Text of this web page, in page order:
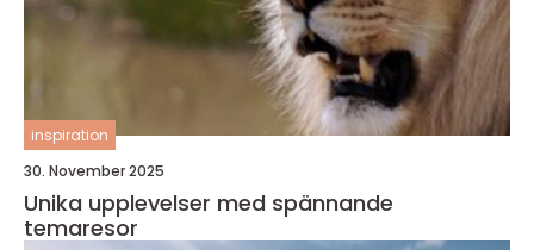
inspiration
30. November 2025
Unika upplevelser med spännande
temaresor